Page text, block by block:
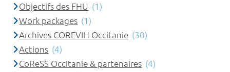
Objectifs des FHU (1)
Work packages (1)
Archives COREVIH Occitanie (30)
Actions (4)
CoReSS Occitanie & partenaires (4)